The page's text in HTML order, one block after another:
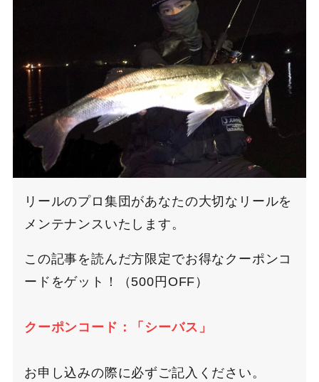
リールのプロ集団があなたの大切なリールを
メンテナンスいたします。
この記事を読んだ方限定でお得なクーポンコ
ードをゲット！（500円OFF）
クーポンコード：「シーバス」
お申し込みの際に必ずご記入ください。